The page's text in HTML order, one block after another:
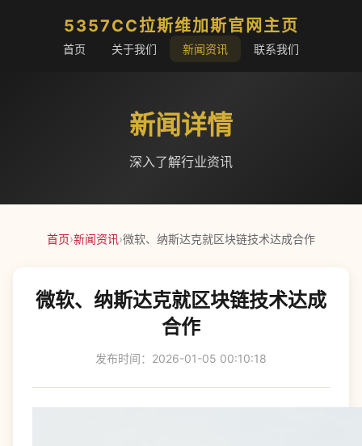
5357CC拉斯维加斯官网主页
首页 关于我们 新闻资讯 联系我们
新闻详情
深入了解行业资讯
首页›新闻资讯›微软、纳斯达克就区块链技术达成合作
微软、纳斯达克就区块链技术达成
合作
发布时间：2026-01-05 00:10:18